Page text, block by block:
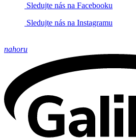
Sledujte nás na Facebooku
Sledujte nás na Instagramu
nahoru